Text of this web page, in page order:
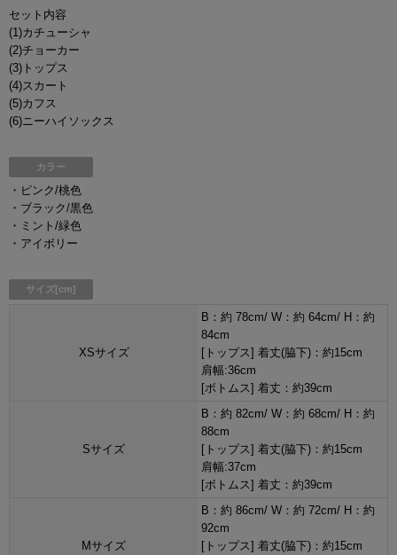
セット内容
(1)カチューシャ
(2)チョーカー
(3)トップス
(4)スカート
(5)カフス
(6)ニーハイソックス
カラー
・ピンク/桃色
・ブラック/黒色
・ミント/緑色
・アイボリー
サイズ[cm]
XSサイズ
B：約 78cm/ W：約 64cm/ H：約
84cm
[トップス] 着丈(脇下)：約15cm
肩幅:36cm
[ボトムス] 着丈：約39cm
Sサイズ
B：約 82cm/ W：約 68cm/ H：約
88cm
[トップス] 着丈(脇下)：約15cm
肩幅:37cm
[ボトムス] 着丈：約39cm
Mサイズ
B：約 86cm/ W：約 72cm/ H：約
92cm
[トップス] 着丈(脇下)：約15cm